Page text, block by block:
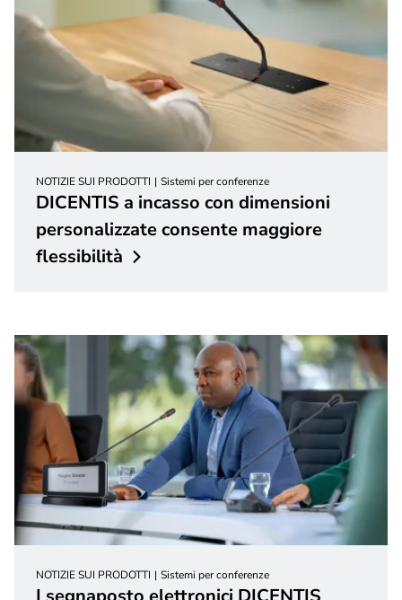
NOTIZIE SUI PRODOTTI Sistemi per conferenze
DICENTIS a incasso con dimensioni
personalizzate consente maggiore
flessibilità
NOTIZIE SUI PRODOTTI Sistemi per conferenze